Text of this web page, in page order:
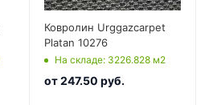
Ковролин Urggazcarpet
Platan 10276
На складе: 3226.828 м2
от247.50 руб.